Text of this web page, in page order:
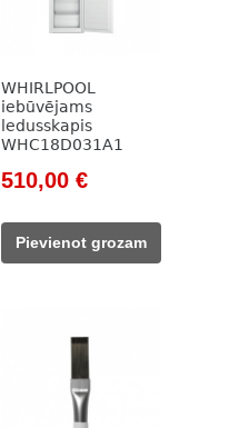
WHIRLPOOL
iebūvējams
ledusskapis
WHC18D031A1
Original
was:
653,00 €.
510,00 €Current
510,00 €.
Pievienot grozam